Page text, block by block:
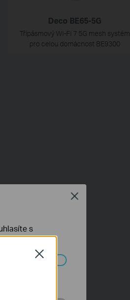
Deco BE65-5G
Třípásmový Wi-Fi 7 5G mesh systém
pro celou domácnost BE9300
Close
s
Close